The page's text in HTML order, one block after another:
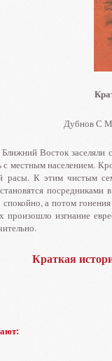
Дубнов С М
Восток заселяли
местным населением.
расы. К этим чистым
а потом гонения
произошло изгнание
Краткая